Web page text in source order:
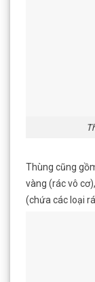
Thùng cũng
vàng (rác vô
(chứa các loại